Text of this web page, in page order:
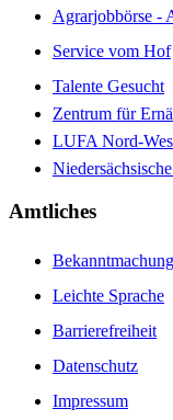
Agrarjobbörse -
Service vom Hof
Talente Gesucht
Zentrum für
LUFA Nord-
Amtliches
Leichte Sprache
Barrierefreiheit
Datenschutz
Impressum